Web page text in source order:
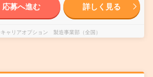
応募へ進む 詳しく見る
ャリアオプション 製造事業部（全国）